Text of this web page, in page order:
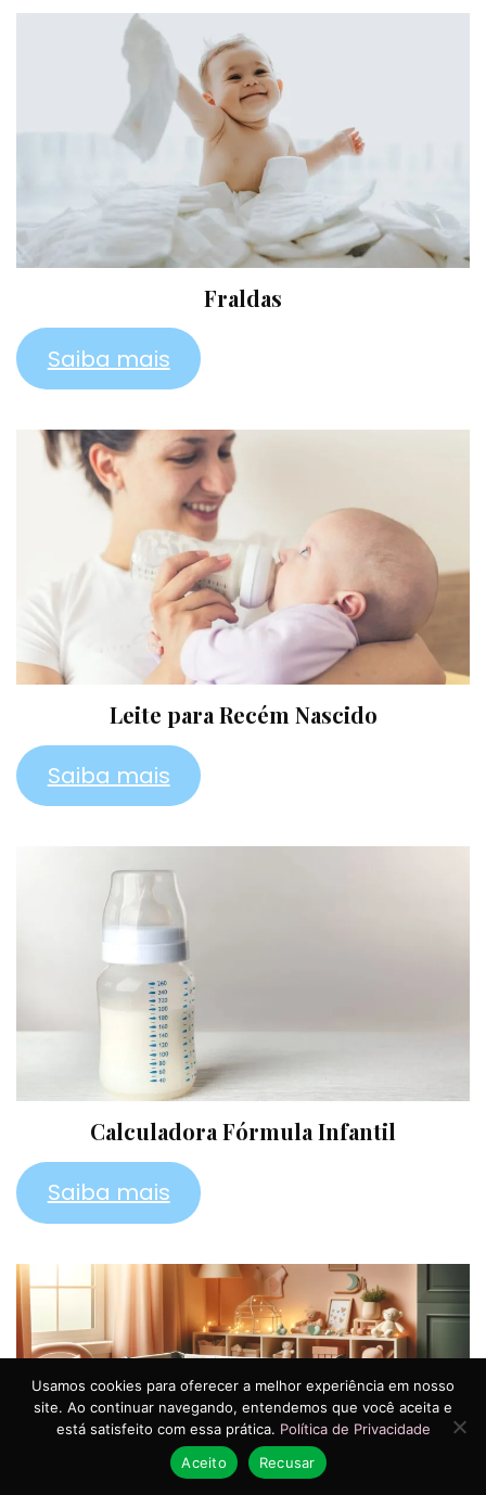
Fraldas
Saiba mais
Leite para Recém Nascido
Saiba mais
Calculadora Fórmula Infantil
Saiba mais
Usamos cookies para oferecer a melhor experiência em nosso
site. Ao continuar navegando, entendemos que você aceita e
está satisfeito com essa prática. Política de Privacidade
Aceito
Recusar